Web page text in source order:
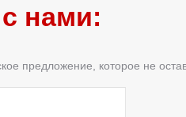
с нами:
предложение, которое не